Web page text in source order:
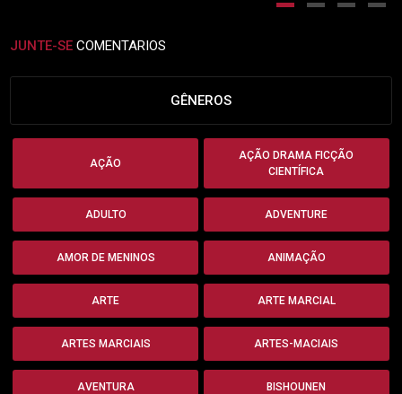
JUNTE-SE COMENTARIOS
GÊNEROS
AÇÃO
AÇÃO DRAMA FICÇÃO
CIENTÍFICA
ADULTO ADVENTURE
AMOR DE MENINOS ANIMAÇÃO
ARTE ARTE MARCIAL
ARTES MARCIAIS ARTES-MACIAIS
AVENTURA BISHOUNEN